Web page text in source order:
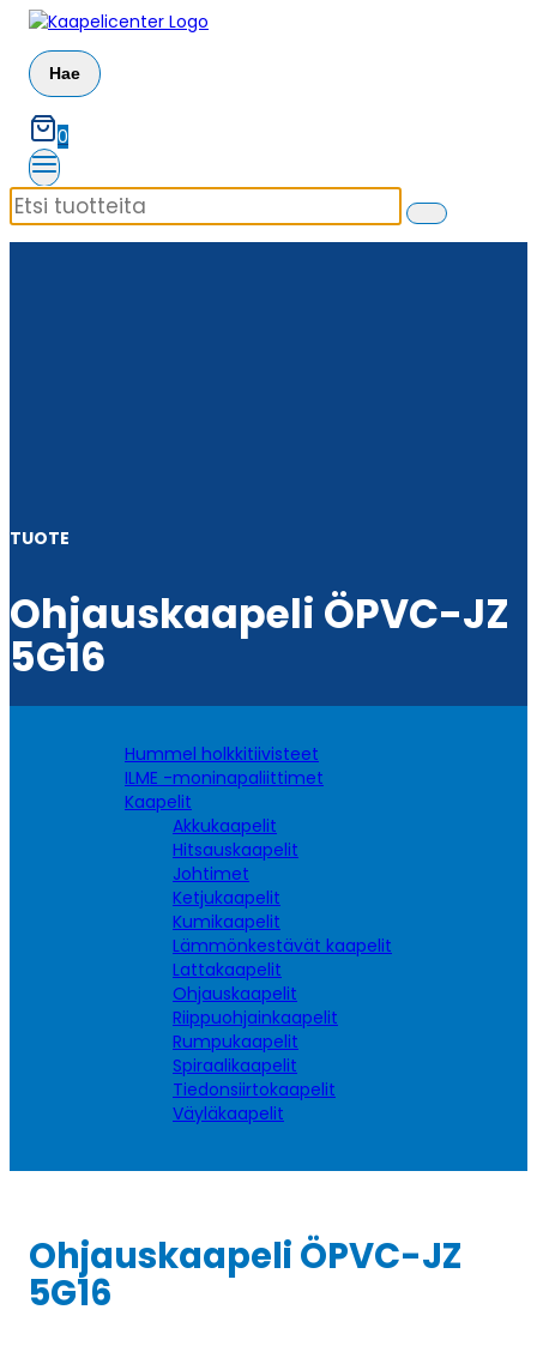
Siirry
sisältöön
Hae
0
TUOTE
Ohjauskaapeli ÖPVC-JZ
5G16
Hummel holkkitiivisteet
ILME -moninapaliittimet
Kaapelit
Akkukaapelit
Hitsauskaapelit
Johtimet
Ketjukaapelit
Kumikaapelit
Lämmönkestävät kaapelit
Lattakaapelit
Ohjauskaapelit
Riippuohjainkaapelit
Rumpukaapelit
Spiraalikaapelit
Tiedonsiirtokaapelit
Väyläkaapelit
Ohjauskaapeli ÖPVC-JZ
5G16